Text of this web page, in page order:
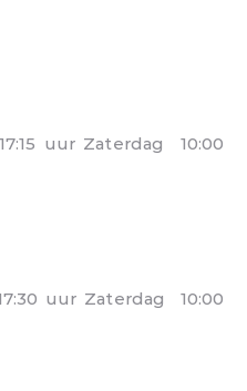
uur Zaterdag 10:00
uur Zaterdag 10:00